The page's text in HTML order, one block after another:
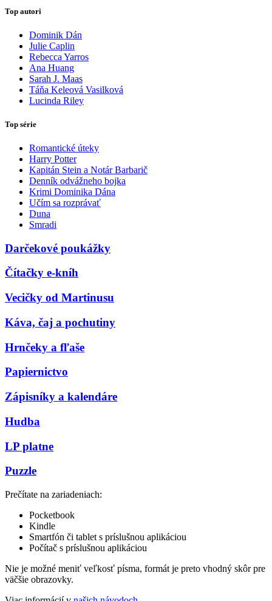
Top autori
Dominik Dán
Julie Caplin
Rebecca Yarros
Ana Huang
Sarah J. Maas
Táňa Keleová Vasilková
Lucinda Riley
Top série
Romantické úteky
Harry Potter
Kapitán Stein a Notár Barbarič
Denník odvážneho bojka
Krimi Dominika Dána
Učím sa rozprávať
Duna
Smradi
Darčekové poukážky
Čítačky e-kníh
Vecičky od Martinusu
Káva, čaj a pochutiny
Hrnčeky a fľaše
Papiernictvo
Zápisníky a kalendáre
Hudba
LP platne
Puzzle
Prečítate na zariadeniach:
Pocketbook
Kindle
Smartfón či tablet s príslušnou aplikáciou
Počítač s príslušnou aplikáciou
Nie je možné meniť veľkosť písma, formát je preto vhodný skôr pre
väčšie obrazovky.